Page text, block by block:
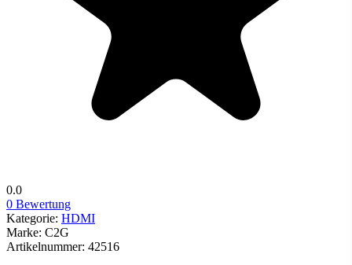
0.0
0 Bewertung
Kategorie: HDMI
Marke: C2G
Artikelnummer: 42516